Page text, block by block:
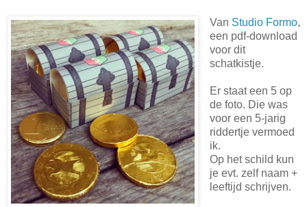
Van Studio Formo,
een pdf-download
voor dit
schatkistje.
Er staat een 5 op
de foto. Die was
voor een 5-jarig
riddertje vermoed
ik.
Op het schild kun
je evt. zelf naam +
leeftijd schrijven.